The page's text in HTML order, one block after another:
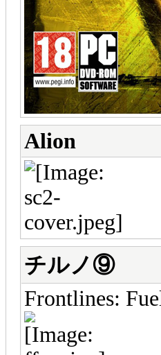
Alion
チルノ⑨
Frontlines: